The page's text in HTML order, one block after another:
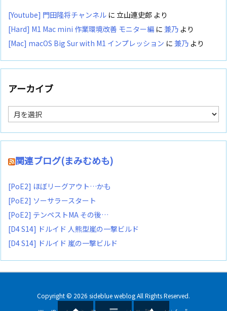
[Youtube] 門田隆将チャンネル に 立山連史郎 より
[Hard] M1 Mac mini 作業環境改善 モニター編 に 兼乃 より
[Mac] macOS Big Sur with M1 インプレッション に 兼乃 より
アーカイブ
ア
ー
カ
イ
関連ブログ(まみむめも)
[PoE2] ほぼリーグアウト…かも
[PoE2] ソーサラースタート
[PoE2] テンペストMA その後…
[D4 S14] ドルイド 人熊型嵐の一撃ビルド
[D4 S14] ドルイド 嵐の一撃ビルド
Copyright © 2026 sideblue weblogAll Rights Reserved.